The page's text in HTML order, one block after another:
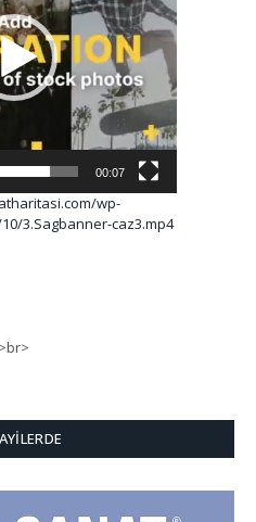
00:07
wp-
3.Sagbanner-caz3.mp4
>br>